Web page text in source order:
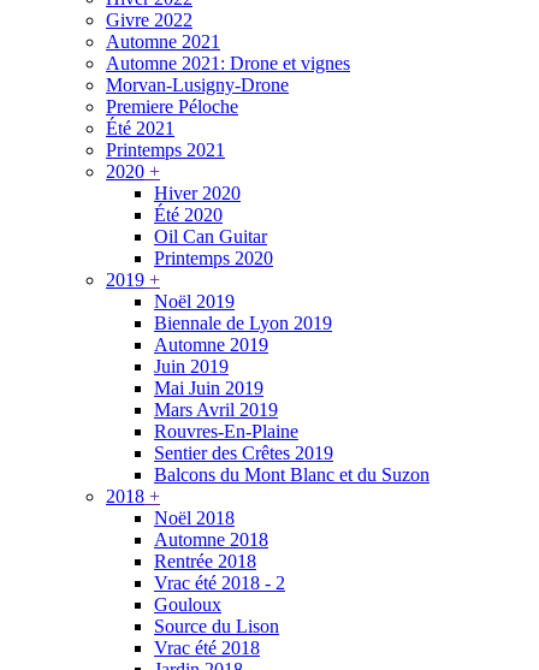
Givre 2022
Automne 2021
Automne 2021: Drone et vignes
Morvan-Lusigny-Drone
Premiere Péloche
Été 2021
Printemps 2021
2020 +
Hiver 2020
Été 2020
Oil Can Guitar
Printemps 2020
2019 +
Noël 2019
Biennale de Lyon 2019
Automne 2019
Juin 2019
Mai Juin 2019
Mars Avril 2019
Rouvres-En-Plaine
Sentier des Crêtes 2019
Balcons du Mont Blanc et du Suzon
2018 +
Noël 2018
Automne 2018
Rentrée 2018
Vrac été 2018 - 2
Gouloux
Source du Lison
Vrac été 2018